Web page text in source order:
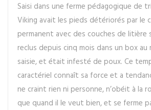
Saisi dans une ferme pédagogique de
Viking avait les pieds détériorés par le
permanent avec des couches de litière
reclus depuis cinq mois dans un box au
saisie, et était infesté de poux. Ce
caractériel connaît sa force et a
ne craint rien ni personne, n’obéit à la
que quand il le veut bien, et se ferme